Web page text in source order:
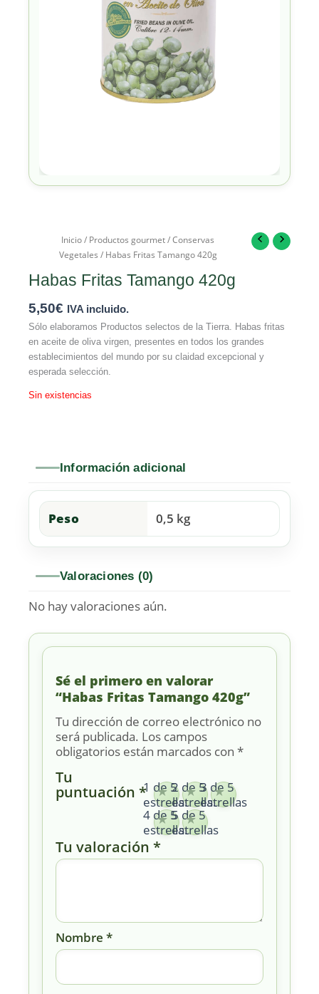
Inicio/ Productos gourmet/Conservas
Vegetales / Habas Fritas Tamango 420g
Habas Fritas Tamango 420g
5,50€ IVA incluido.
Sólo elaboramos Productos selectos de la Tierra. Habas fritas
en aceite de oliva virgen, presentes en todos los grandes
establecimientos del mundo por su claidad excepcional y
esperada selección.
Sin existencias
Información adicional
Peso 0,5 kg
Valoraciones (0)
No hay valoraciones aún.
Sé el primero en valorar
“Habas Fritas Tamango 420g”
Tu dirección de correo electrónico no
será publicada. Los campos
obligatorios están marcados con *
Tu
puntuación *1 de 5
estrellas
2 de 5
estrellas
3 de 5
estrellas
4 de 5
estrellas
5 de 5
estrellas
Tu valoración *
Nombre *